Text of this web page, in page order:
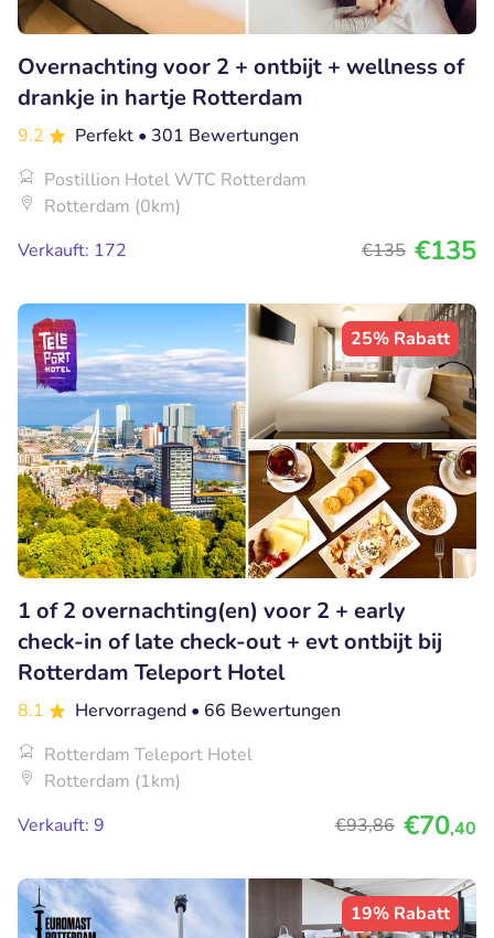
Overnachting voor 2 + ontbijt + wellness of
drankje in hartje Rotterdam
9.2 Perfekt • 301 Bewertungen
Postillion Hotel WTC Rotterdam
Rotterdam (0km)
Verkauft: 172
€135 €135
25% Rabatt
1 of 2 overnachting(en) voor 2 + early
check-in of late check-out + evt ontbijt bij
Rotterdam Teleport Hotel
8.1 Hervorragend • 66 Bewertungen
Rotterdam Teleport Hotel
Rotterdam (1km)
Verkauft: 9
€93,86 €70,40
19% Rabatt